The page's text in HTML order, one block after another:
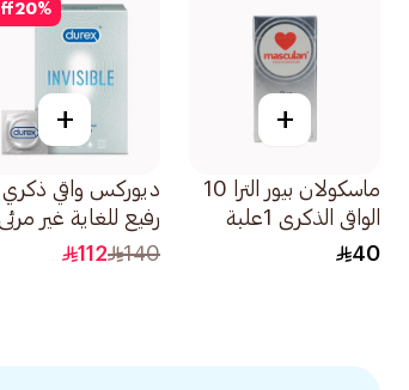
+
ماسكولان بيور الترا 10
الواقي الذكري 1علبة
40
20%
+
ديوركس واقي ذكري
رفيع للغاية غير
20قطعة
140
112